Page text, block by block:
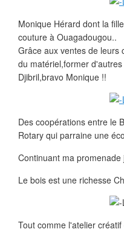
Monique Hérard dont la
couture à Ouagadougou..
Grâce aux ventes de
du matériel,former
Djibril,bravo Monique !!
Des coopérations entre le
Rotary qui parraine une
Continuant ma
Le bois est une richesse
Tout comme l'atelier